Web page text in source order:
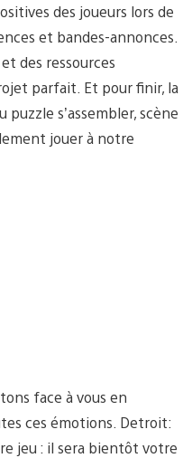
des joueurs lors de
et bandes-annonces.
des ressources
parfait. Et pour finir, la
s’assembler, scène
jouer à notre
face à vous en
ces émotions. Detroit:
jeu : il sera bientôt votre